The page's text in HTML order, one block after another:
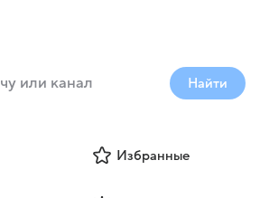
Найти
Избранные